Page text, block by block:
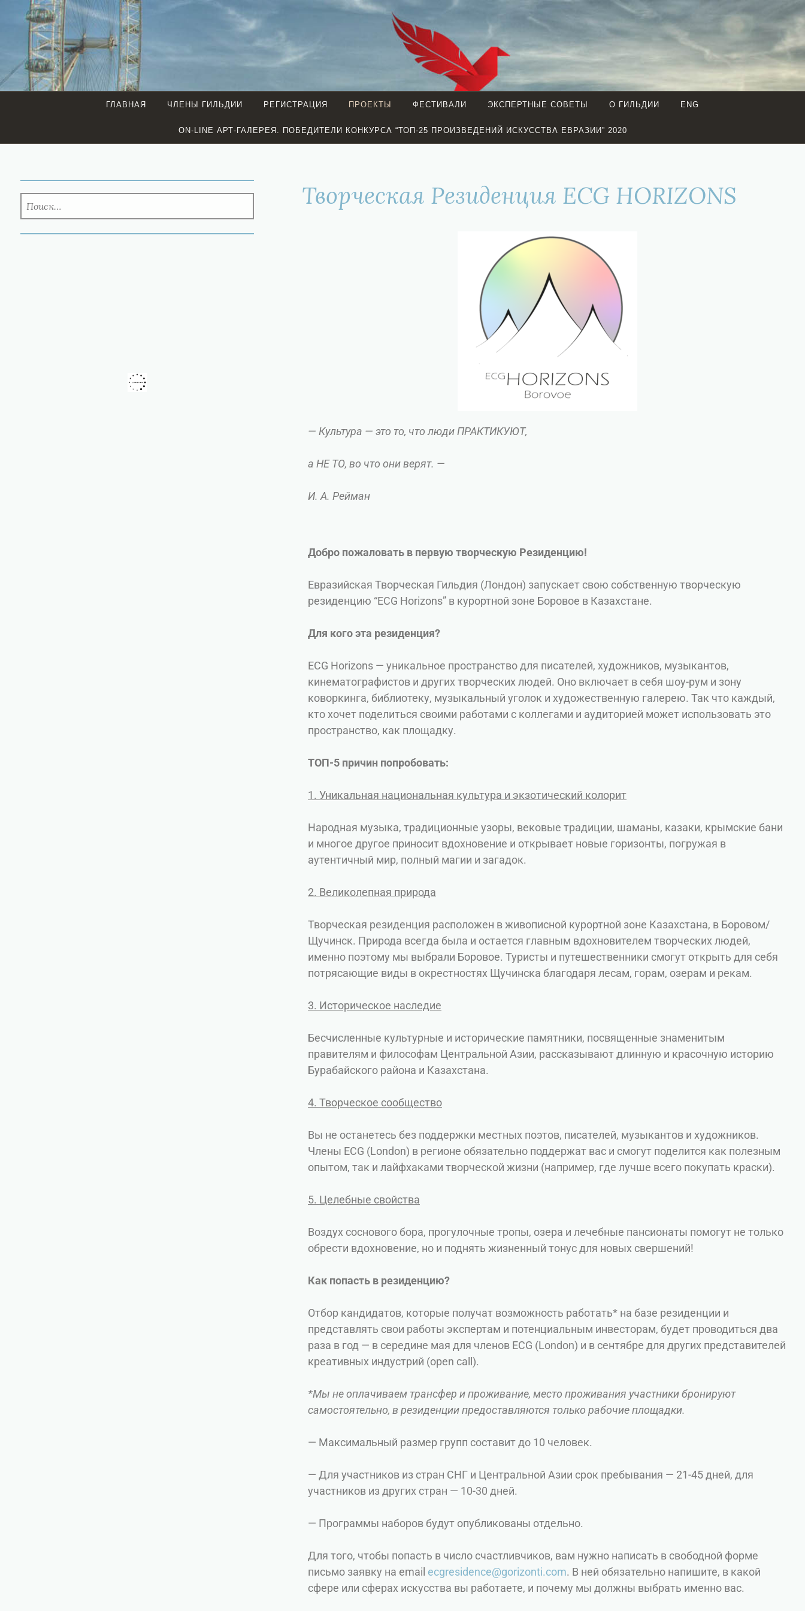
EURASIAN
CREATIVE
GUILD
ECG
Guild
(London)
ГЛАВНАЯ ЧЛЕНЫ ГИЛЬДИИ РЕГИСТРАЦИЯ ПРОЕКТЫ ФЕСТИВАЛИ ЭКСПЕРТНЫЕ СОВЕТЫ О ГИЛЬДИИ ENG
ON-LINE АРТ-ГАЛЕРЕЯ. ПОБЕДИТЕЛИ КОНКУРСА “ТОП-25 ПРОИЗВЕДЕНИЙ ИСКУССТВА ЕВРАЗИИ” 2020
Творческая Резиденция ECG HORIZONS
— Культура — это то, что люди ПРАКТИКУЮТ,
a НЕ ТО, во что они верят. —
И. А. Рейман
Добро пожаловать в первую творческую Резиденцию!
Евразийская Творческая Гильдия (Лондон) запускает свою собственную творческую
резиденцию “ECG Horizons” в курортной зоне Боровое в Казахстане.
Для кого эта резиденция?
ECG Horizons — уникальное пространство для писателей, художников, музыкантов,
кинематографистов и других творческих людей. Оно включает в себя шоу-рум и зону
коворкинга, библиотеку, музыкальный уголок и художественную галерею. Так что каждый,
кто хочет поделиться своими работами с коллегами и аудиторией может использовать это
пространство, как площадку.
ТОП-5 причин попробовать:
1. Уникальная национальная культура и экзотический колорит
Народная музыка, традиционные узоры, вековые традиции, шаманы, казаки, крымские бани
и многое другое приносит вдохновение и открывает новые горизонты, погружая в
аутентичный мир, полный магии и загадок.
2. Великолепная природа
Творческая резиденция расположен в живописной курортной зоне Казахстана, в Боровом/
Щучинск. Природа всегда была и остается главным вдохновителем творческих людей,
именно поэтому мы выбрали Боровое. Туристы и путешественники смогут открыть для себя
потрясающие виды в окрестностях Щучинска благодаря лесам, горам, озерам и рекам.
3. Историческое наследие
Бесчисленные культурные и исторические памятники, посвященные знаменитым
правителям и философам Центральной Азии, рассказывают длинную и красочную историю
Бурабайского района и Казахстана.
4. Творческое сообщество
Вы не останетесь без поддержки местных поэтов, писателей, музыкантов и художников.
Члены ECG (London) в регионе обязательно поддержат вас и смогут поделится как полезным
опытом, так и лайфхаками творческой жизни (например, где лучше всего покупать краски).
5. Целебные свойства
Воздух соснового бора, прогулочные тропы, озера и лечебные пансионаты помогут не только
обрести вдохновение, но и поднять жизненный тонус для новых свершений!
Как попасть в резиденцию?
Отбор кандидатов, которые получат возможность работать* на базе резиденции и
представлять свои работы экспертам и потенциальным инвесторам, будет проводиться два
раза в год — в середине мая для членов ECG (London) и в сентябре для других представителей
креативных индустрий (open call).
*Мы не оплачиваем трансфер и проживание, место проживания участники бронируют
самостоятельно, в резиденции предоставляются только рабочие площадки.
— Максимальный размер групп составит до 10 человек.
— Для участников из стран СНГ и Центральной Азии срок пребывания — 21-45 дней, для
участников из других стран — 10-30 дней.
— Программы наборов будут опубликованы отдельно.
Для того, чтобы попасть в число счастливчиков, вам нужно написать в свободной форме
письмо заявку на email ecgresidence@gorizonti.com. В ней обязательно напишите, в какой
сфере или сферах искусства вы работаете, и почему мы должны выбрать именно вас.